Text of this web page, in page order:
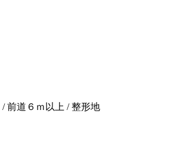
前道６ｍ以上 / 整形地